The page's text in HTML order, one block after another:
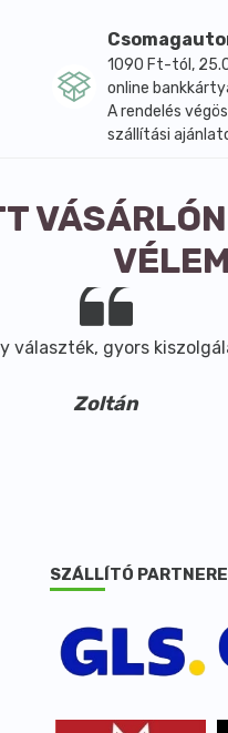
1090 Ft-tól,
online
A rendelés
szállítási
választék, gyors
Zoltán
SZÁLLÍTÓ